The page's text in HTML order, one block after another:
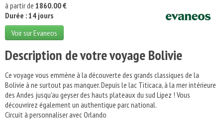
à partir de 1860.00 €
Durée : 14 jours
Voir sur Evaneos
Description de votre voyage Bolivie
Ce voyage vous emmène à la découverte des grands classiques de la
Bolivie à ne surtout pas manquer. Depuis le lac Titicaca, à la mer intérieure
des Andes jusqu'au geyser des hauts plateaux du sud Lipez ! Vous
découvrirez également un authentique parc national.
Circuit à personnaliser avec Orlando